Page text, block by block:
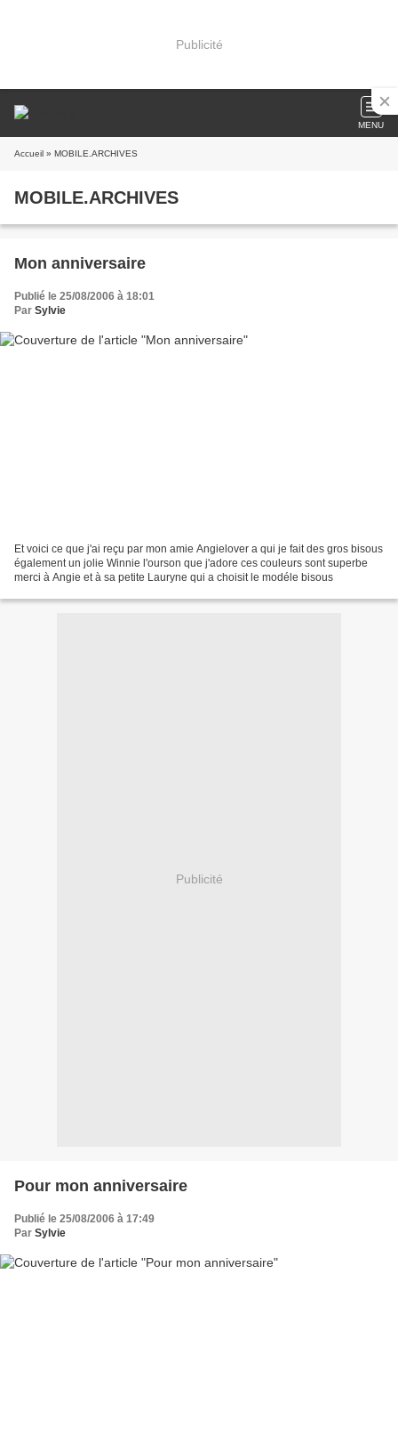
Publicité
MENU
Accueil » MOBILE.ARCHIVES
MOBILE.ARCHIVES
Mon anniversaire
Publié le 25/08/2006 à 18:01
Par Sylvie
Et voici ce que j'ai reçu par mon amie Angielover a qui je fait des gros bisous
également un jolie Winnie l'ourson que j'adore ces couleurs sont superbe
merci à Angie et à sa petite Lauryne qui a choisit le modéle bisous
Publicité
Pour mon anniversaire
Publié le 25/08/2006 à 17:49
Par Sylvie